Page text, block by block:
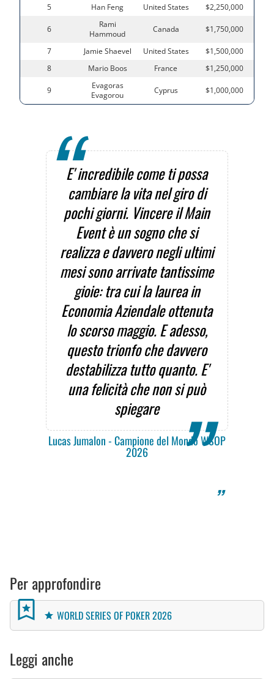
5 Han Feng United States $2,250,000
6
Rami
Hammoud
Canada $1,750,000
7 Jamie Shaevel United States
$1,500,000
8
Mario Boos France $1,250,000
9
Evagoras
Evagorou
Cyprus $1,000,000
E' incredibile come ti possa
cambiare la vita nel giro di
pochi giorni. Vincere il Main
Event è un sogno che si
realizza e davvero negli ultimi
mesi sono arrivate tantissime
gioie: tra cui la laurea in
Economia Aziendale ottenuta
lo scorso maggio. E adesso,
questo trionfo che davvero
destabilizza tutto quanto. E'
una felicità che non si può
spiegare
Lucas Jumalon - Campione del Mondo WSOP
2026
Per approfondire
WORLD SERIES OF POKER 2026
Leggi anche